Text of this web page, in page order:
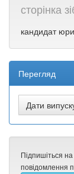
сторінка
кандидат
Перегляд
Підпишіться
повідомлення